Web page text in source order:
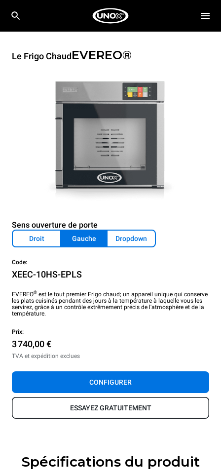
Le Frigo ChaudEVEREO®
Sens ouverture de porte
Droit Gauche Dropdown
Code:
XEEC-10HS-EPLS
EVEREO® est le tout premier Frigo chaud; un appareil unique qui conserve
les plats cuisinés pendant des jours à la température à laquelle vous les
servirez, grâce à un contrôle extrêmement précis de l'atmosphère et de la
température.
Prix:
3 740,00 €
TVA et expédition exclues
CONFIGURER
ESSAYEZ GRATUITEMENT
Spécifications du produit